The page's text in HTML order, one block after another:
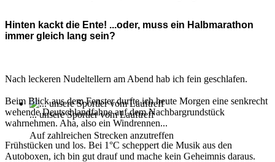
... unsere Sportler vom Lauftreff
Auf zahlreichen Strecken anzutreffen
Hinten kackt die Ente! ...oder, muss ein Halbmarathon
immer gleich lang sein?
Nach leckeren Nudeltellern am Abend hab ich fein geschlafen.
Beim Blick aus dem Fenster durfte ich heute Morgen eine senkrecht
wehende Deutschlandfahne auf dem Nachbargrundstück
wahrnehmen. Aha, also ein Windrennen...
Frühstücken und los. Bei 1°C scheppert die Musik aus den
Autoboxen, ich bin gut drauf und mache kein Geheimnis daraus.